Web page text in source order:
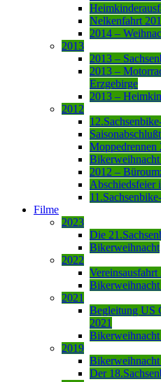
Nelkenfahrt
2014 –
2013
2013 –
2013 –
Erzgebirge
2013 –
2012
Moppedrennen
Bikerweihnacht
2012 –
Abschiedsfeier
Filme
2023
Die
Bikerweihnacht
2022
Vereinsausfahrt
Bikerweihnacht
2021
Begleitung US
2021
Bikerweihnacht
2019
Der